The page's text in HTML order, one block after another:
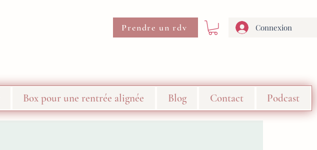
Prendre un rdv
Box pour une rentrée alignée Blog Contact Podcast
Connexion